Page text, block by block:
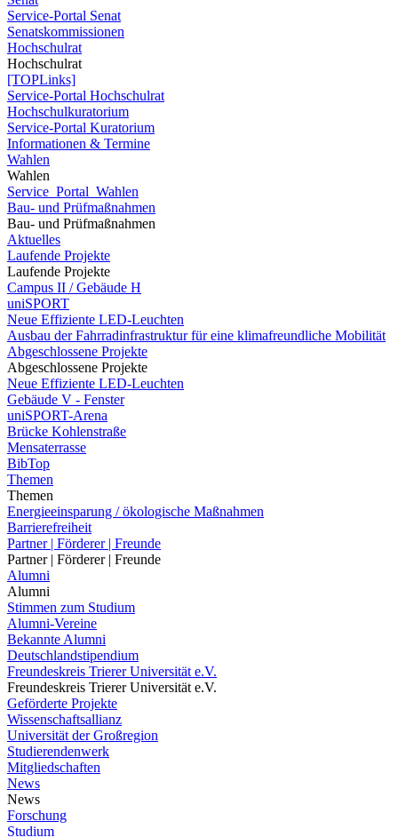
Service-Portal Senat
Senatskommissionen
Hochschulrat
Hochschulrat
[TOPLinks]
Service-Portal Hochschulrat
Hochschulkuratorium
Service-Portal Kuratorium
Informationen & Termine
Wahlen
Wahlen
Service_Portal_Wahlen
Bau- und Prüfmaßnahmen
Bau- und Prüfmaßnahmen
Aktuelles
Laufende Projekte
Laufende Projekte
Campus II / Gebäude H
uniSPORT
Neue Effiziente LED-Leuchten
Ausbau der Fahrradinfrastruktur für eine klimafreundliche Mobilität
Abgeschlossene Projekte
Abgeschlossene Projekte
Neue Effiziente LED-Leuchten
Gebäude V - Fenster
uniSPORT-Arena
Brücke Kohlenstraße
Mensaterrasse
BibTop
Themen
Themen
Energieeinsparung / ökologische Maßnahmen
Barrierefreiheit
Partner | Förderer | Freunde
Partner | Förderer | Freunde
Alumni
Alumni
Stimmen zum Studium
Alumni-Vereine
Bekannte Alumni
Deutschlandstipendium
Freundeskreis Trierer Universität e.V.
Freundeskreis Trierer Universität e.V.
Geförderte Projekte
Wissenschaftsallianz
Universität der Großregion
Studierendenwerk
Mitgliedschaften
News
News
Forschung
Studium